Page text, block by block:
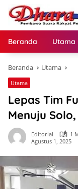
Langsung
konten
Beranda Utama
Beranda Utama
Utama
Lepas Tim
Menuju
Editorial
1
Agustus 1, 2025